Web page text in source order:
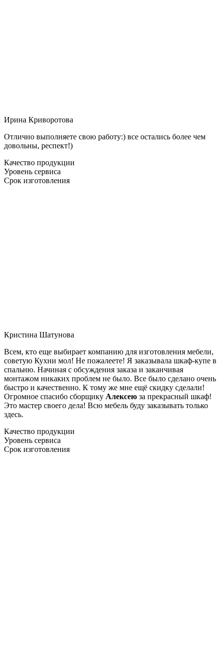
Ирина Криворотова
Отлично выполняете свою работу:) все остались более чем
довольны, респект!)
Качество продукции
Уровень сервиса
Срок изготовления
Кристина Шатунова
Всем, кто еще выбирает компанию для изготовления мебели,
советую Кухни мол! Не пожалеете! Я заказывала шкаф-купе в
спальню. Начиная с обсуждения заказа и заканчивая
монтажом никаких проблем не было. Все было сделано очень
быстро и качественно. К тому же мне ещё скидку сделали!
Огромное спасибо сборщику Алексею за прекрасный шкаф!
Это мастер своего дела! Всю мебель буду заказывать только
здесь.
Качество продукции
Уровень сервиса
Срок изготовления